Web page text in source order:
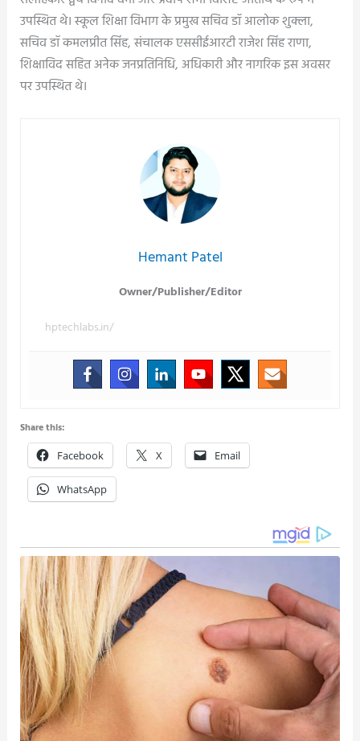
उपस्थित थे। स्कूल शिक्षा विभाग के प्रमुख सचिव डॉ आलोक शुक्ला,
सचिव डॉ कमलप्रीत सिंह, संचालक एससीईआरटी राजेश सिंह राणा,
शिक्षाविद सहित अनेक जनप्रतिनिधि, अधिकारी और नागरिक इस अवसर
पर उपस्थित थे।
Hemant Patel
Owner/Publisher/Editor
hptechlabs.in/
Share this:
Facebook X Email
WhatsApp